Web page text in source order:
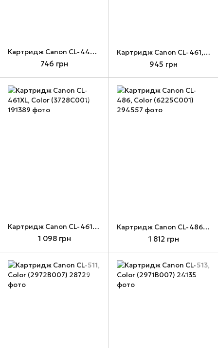
Картридж Canon CL-446XL, Color, Barva (IC-446CXL)
746 грн
Картридж Canon CL-461, Color (3729C001)
945 грн
Картридж Canon CL-461XL, Color (3728C001)
1 098 грн
Картридж Canon CL-486, Color (6225C001)
1 812 грн